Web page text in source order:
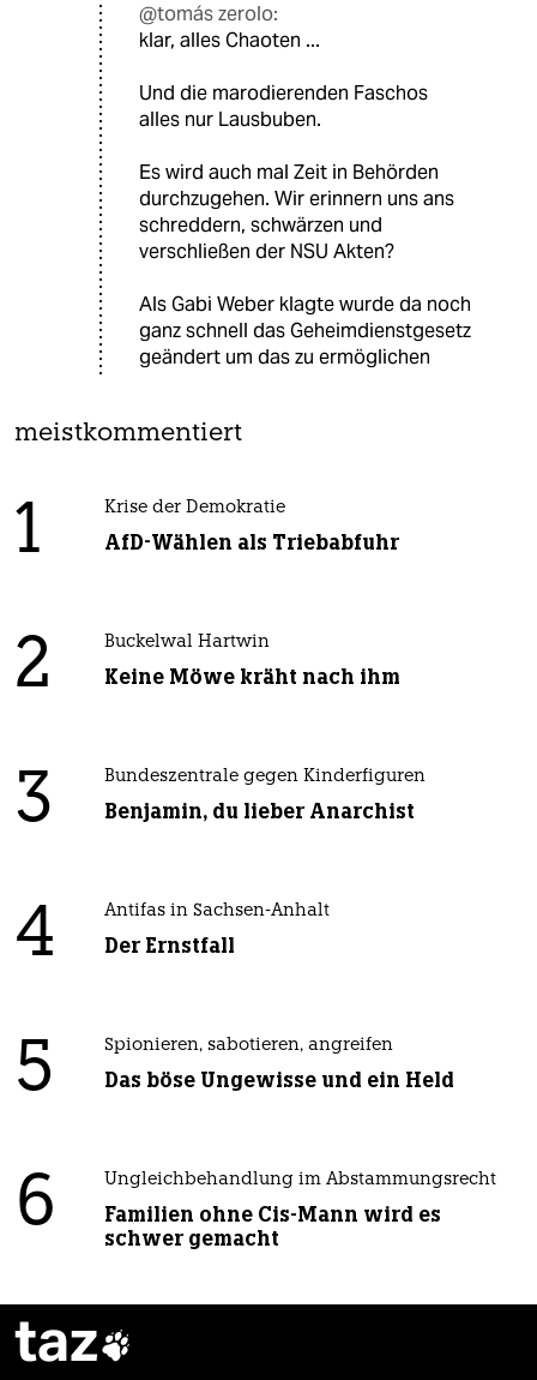
@tomás zerolo:
klar, alles Chaoten ...
Und die marodierenden Faschos
alles nur Lausbuben.
Es wird auch mal Zeit in Behörden
durchzugehen. Wir erinnern uns ans
schreddern, schwärzen und
verschließen der NSU Akten?
Als Gabi Weber klagte wurde da noch
ganz schnell das Geheimdienstgesetz
geändert um das zu ermöglichen
meistkommentiert
1 Krise der Demokratie
AfD-Wählen als Triebabfuhr
2 Buckelwal Hartwin
Keine Möwe kräht nach ihm
3 Bundeszentrale gegen Kinderfiguren
Benjamin, du lieber Anarchist
4 Antifas in Sachsen-Anhalt
Der Ernstfall
5 Spionieren, sabotieren, angreifen
Das böse Ungewisse und ein Held
6 Ungleichbehandlung im Abstammungsrecht
Familien ohne Cis-Mann wird es
schwer gemacht
taz